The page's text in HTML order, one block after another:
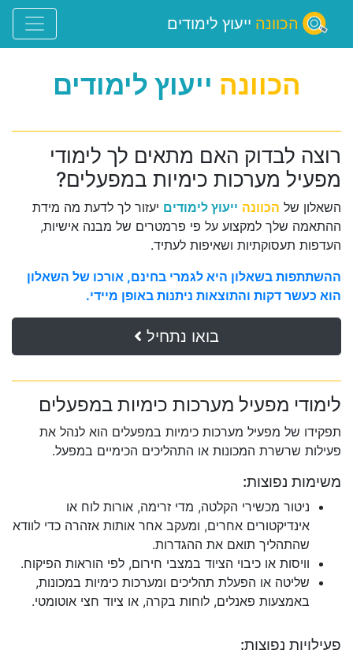
הכוונה ייעוץ לימודים
הכוונה ייעוץ לימודים
רוצה לבדוק האם מתאים לך לימודי
מפעיל מערכות כימיות במפעלים?
השאלון של הכוונה ייעוץ לימודים יעזור לך לדעת מה מידת
ההתאמה שלך למקצוע על פי פרמטרים של מבנה אישיות,
העדפות תעסוקתיות ושאיפות לעתיד.
ההשתתפות בשאלון היא לגמרי בחינם, אורכו של השאלון
הוא כעשר דקות והתוצאות ניתנות באופן מיידי.
בואו נתחיל
לימודי מפעיל מערכות כימיות במפעלים
תפקידו של מפעיל מערכות כימיות במפעלים הוא לנהל את
פעילות שרשרת המכונות או התהליכים הכימיים במפעל.
משימות נפוצות:
ניטור מכשירי הקלטה, מדי זרימה, אורות לוח או
אינדיקטורים אחרים, ומעקב אחר אותות אזהרה כדי לוודא
שהתהליך תואם את ההגדרות.
וויסות או כיבוי הציוד במצבי חירום, לפי הוראות הפיקוח.
שליטה או הפעלת תהליכים ומערכות כימיות במכונות,
באמצעות פאנלים, לוחות בקרה, או ציוד חצי אוטומטי.
פעילויות נפוצות: